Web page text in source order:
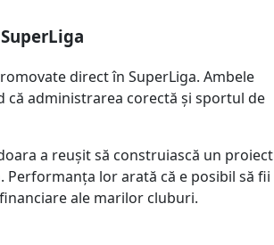
direct în SuperLiga. Ambele
administrarea corectă și sportul de
a reușit să construiască un proiect
lor arată că e posibil să fii
ale marilor cluburi.